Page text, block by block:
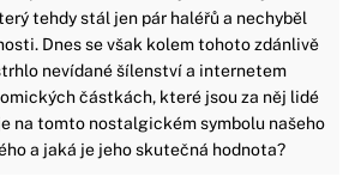
tehdy stál jen pár haléřů a nechyběl
Dnes se však kolem tohoto zdánlivě
nevídané šílenství a internetem
částkách, které jsou za něj lidé
na tomto nostalgickém symbolu našeho
a jaká je jeho skutečná hodnota?